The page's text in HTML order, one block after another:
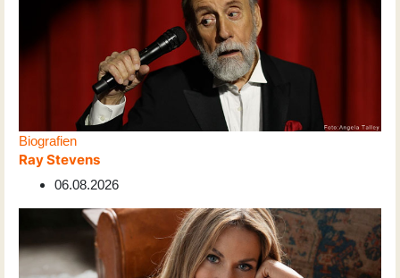
Biografien
Ray Stevens
06.08.2026